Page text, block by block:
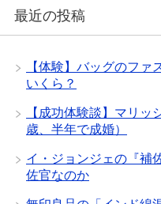
最近の投稿
【体験】バッグのファ
いくら？
【成功体験談】マリ
歳、半年で成婚）
イ・ジョンジェの『補
佐官なのか